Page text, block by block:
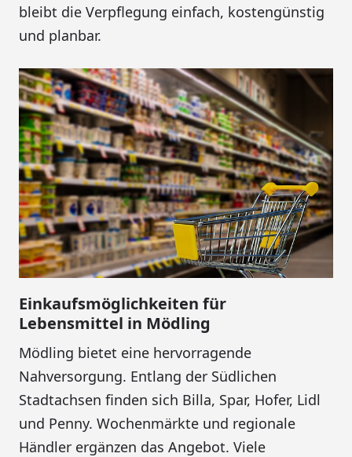
bleibt die Verpflegung einfach, kostengünstig
und planbar.
Einkaufsmöglichkeiten für
Lebensmittel in Mödling
Mödling bietet eine hervorragende
Nahversorgung. Entlang der Südlichen
Stadtachsen finden sich Billa, Spar, Hofer, Lidl
und Penny. Wochenmärkte und regionale
Händler ergänzen das Angebot. Viele